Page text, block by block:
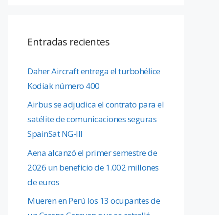
Entradas recientes
Daher Aircraft entrega el turbohélice
Kodiak número 400
Airbus se adjudica el contrato para el
satélite de comunicaciones seguras
SpainSat NG-III
Aena alcanzó el primer semestre de
2026 un beneficio de 1.002 millones
de euros
Mueren en Perú los 13 ocupantes de